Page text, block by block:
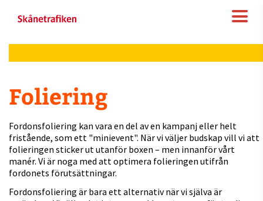
Foliering
Fordonsfoliering kan vara en del av en kampanj eller helt
fristående, som ett "minievent". När vi väljer budskap vill vi att
folieringen sticker ut utanför boxen – men innanför vårt
manér. Vi är noga med att optimera folieringen utifrån
fordonets förutsättningar.
Fordonsfoliering är bara ett alternativ när vi själva är